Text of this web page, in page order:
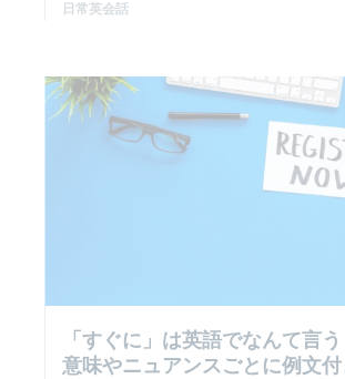
日常英会話
「すぐに」は英語でなんて言
意味やニュアンスごとに例文